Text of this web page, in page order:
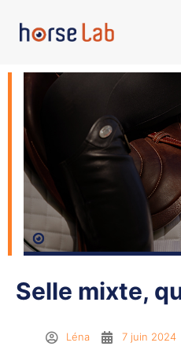
Selle mixte,
Léna 7 juin 2024